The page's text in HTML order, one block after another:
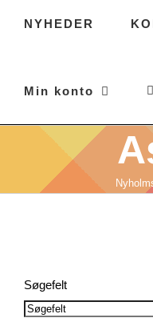
NYHEDER
Min konto
Søgefelt